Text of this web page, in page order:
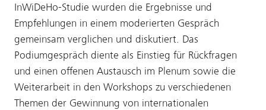
InWiDeHo-Studie wurden die Ergebnisse und
Empfehlungen in einem moderierten Gespräch
gemeinsam verglichen und diskutiert. Das
Podiumgespräch diente als Einstieg für Rückfragen
und einen offenen Austausch im Plenum sowie die
Weiterarbeit in den Workshops zu verschiedenen
Themen der Gewinnung von internationalen